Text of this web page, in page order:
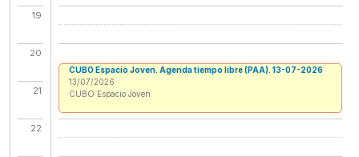
19
20
21
22
CUBO Espacio Joven. Agenda tiempo libre (PAA). 13-07-2026
13/07/2026
CUBO Espacio Joven